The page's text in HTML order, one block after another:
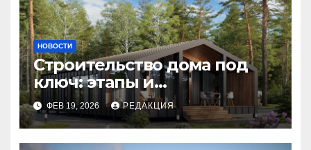
НОВОСТИ
Строительство дома под
ключ: этапы и
планирование бюджета
ФЕВ 19, 2026 РЕДАКЦИЯ